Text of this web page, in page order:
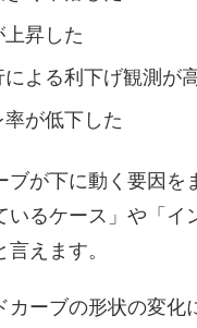
昇した
による利下げ観測が
率が低下した
ブが下に動く要因を
いるケース」や「イ
えます。
カーブの形状の変化